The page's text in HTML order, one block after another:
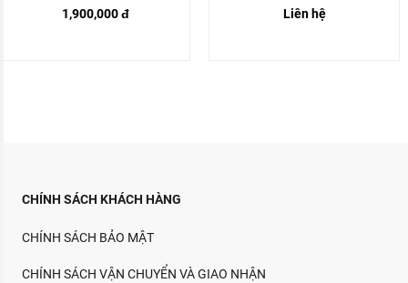
1,900,000 đ Liên hệ
CHÍNH SÁCH KHÁCH HÀNG
CHÍNH SÁCH BẢO MẬT
CHÍNH SÁCH VẬN CHUYỂN VÀ GIAO NHẬN